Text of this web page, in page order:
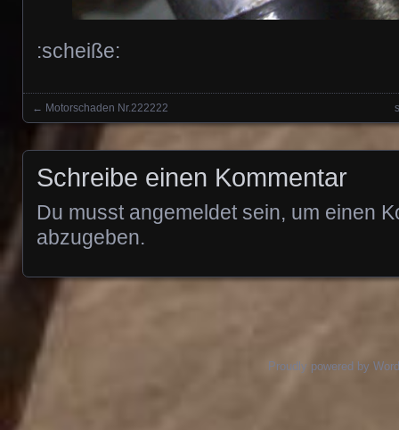
:scheiße:
Posts navigation
← Motorschaden Nr.222222
Schreibe einen Kommentar
Du musst angemeldetsein, um einen
abzugeben.
Proudly powered by